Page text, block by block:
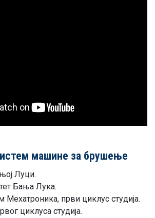
машине за брушење
Луци.
Бања Лука.
Мехатроника, први циклус студија.
циклусa студиja.